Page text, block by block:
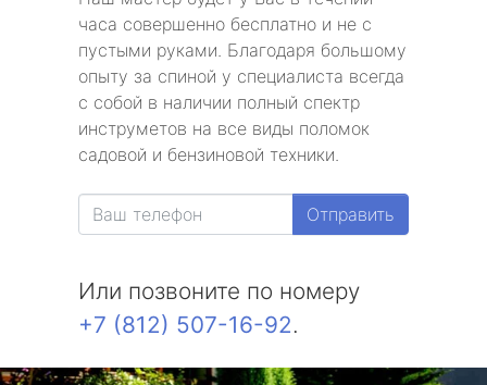
часа совершенно бесплатно и не с
пустыми руками. Благодаря большому
опыту за спиной у специалиста всегда
с собой в наличии полный спектр
инструметов на все виды поломок
садовой и бензиновой техники.
Отправить
Или позвоните по номеру
+7 (812) 507-16-92.